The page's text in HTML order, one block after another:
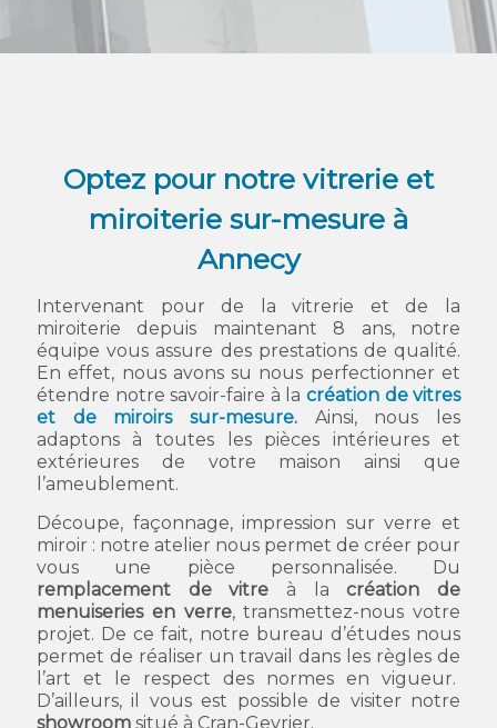
Optez pour notre vitrerie et
miroiterie sur-mesure à
Annecy
Intervenant pour de la vitrerie et de la
miroiterie depuis maintenant 8 ans, notre
équipe vous assure des prestations de qualité.
En effet, nous avons su nous perfectionner et
étendre notre savoir-faire à la création de vitres
et de miroirs sur-mesure. Ainsi, nous les
adaptons à toutes les pièces intérieures et
extérieures de votre maison ainsi que
l’ameublement.
Découpe, façonnage, impression sur verre et
miroir : notre atelier nous permet de créer pour
vous une pièce personnalisée. Du
remplacement de vitre à la création de
menuiseries en verre, transmettez-nous votre
projet. De ce fait, notre bureau d’études nous
permet de réaliser un travail dans les règles de
l’art et le respect des normes en vigueur.
D’ailleurs, il vous est possible de visiter notre
showroomsitué à Cran-Gevrier.